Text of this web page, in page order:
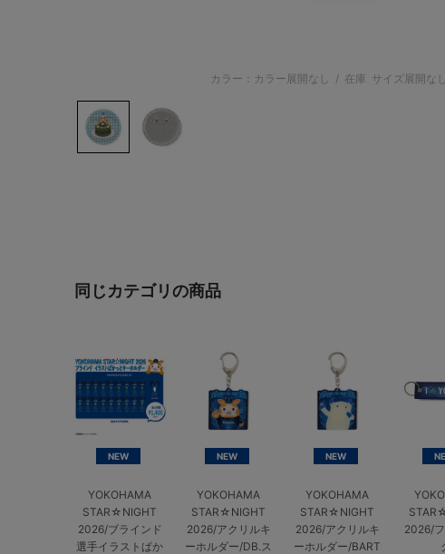
カラー：カラー展開なし / 在庫 サイズ展開な
同じカテゴリの商品
NEW
YOKOHAMA
STAR☆NIGHT
2026/ブラインド
選手イラストぱか
NEW
YOKOHAMA
STAR☆NIGHT
2026/アクリルキ
ーホルダー/DB.ス
NEW
YOKOHAMA
STAR☆NIGHT
2026/アクリルキ
ーホルダー/BART
2026/